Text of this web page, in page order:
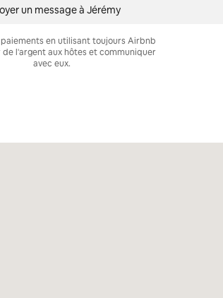
un message à Jérémy
paiements en utilisant toujours Airbnb
de l'argent aux hôtes et communiquer
avec eux.